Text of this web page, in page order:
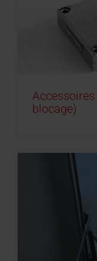
blocage)